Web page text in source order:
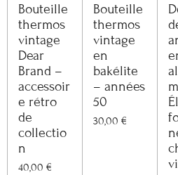
Bouteille
thermos
vintage
Dear
Brand –
accessoir
e rétro
de
collectio
n
40,00 €
Bouteille
thermos
vintage
en
bakélite
– années
50
30,00 €